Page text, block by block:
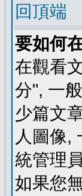
回頂端
要如何
在觀看
分", 一
少篇文
人圖像,
統管理
如果您